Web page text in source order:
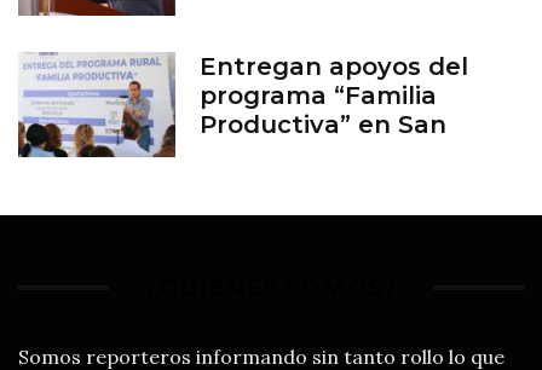
Entregan apoyos del
programa “Familia
Productiva” en San
Somos reporteros informando sin tanto rollo lo que